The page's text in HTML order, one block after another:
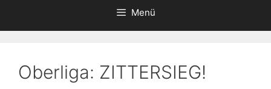
Menü
Oberliga: ZITTERSIEG!